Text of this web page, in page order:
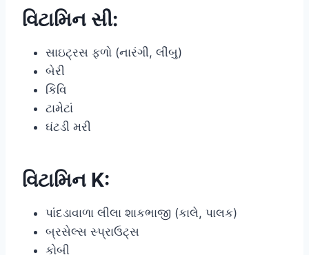
વિટામિન સી:
સાઇટ્રસ ફળો (નારંગી, લીંબુ)
બેરી
કિવિ
ટામેટાં
ઘંટડી મરી
વિટામિન K:
પાંદડાવાળા લીલા શાકભાજી (કાલે, પાલક)
બ્રસેલ્સ સ્પ્રાઉટ્સ
કોબી